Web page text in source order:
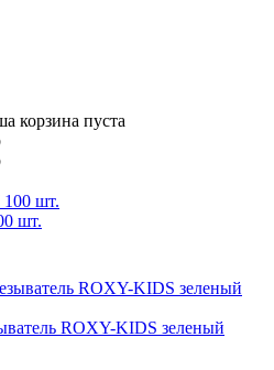
корзина пуста
шт.
ROXY-KIDS зеленый